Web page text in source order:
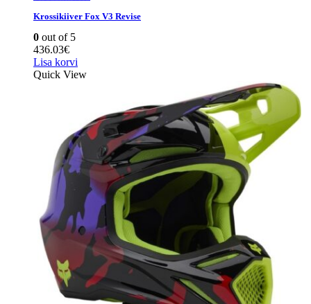
Krossikiiver Fox V3 Revise
0 out of 5
436.03€
Lisa korvi
Quick View